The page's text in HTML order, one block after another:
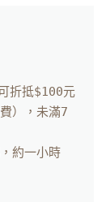
折抵$100元
），未滿7
約一小時